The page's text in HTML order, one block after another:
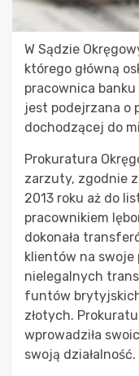
W Sądzie
którego główną
pracownica banku
jest podejrzana o
dochodzącej do
Prokuratura
zarzuty, zgodnie
2013 roku aż do
pracownikiem
dokonała
klientów na
nielegalnych
funtów
złotych.
wprowadziła
swoją działalność.